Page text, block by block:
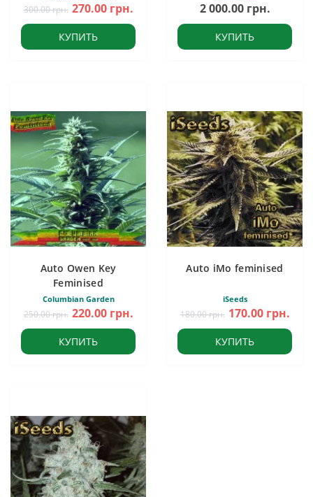
300.00 грн. 270.00 грн.
КУПИТЬ
2 000.00 грн.
КУПИТЬ
Auto Owen Key
Feminised
Columbian Garden
250.00 грн. 220.00 грн.
КУПИТЬ
Auto iMo feminised
iSeeds
180.00 грн. 170.00 грн.
КУПИТЬ